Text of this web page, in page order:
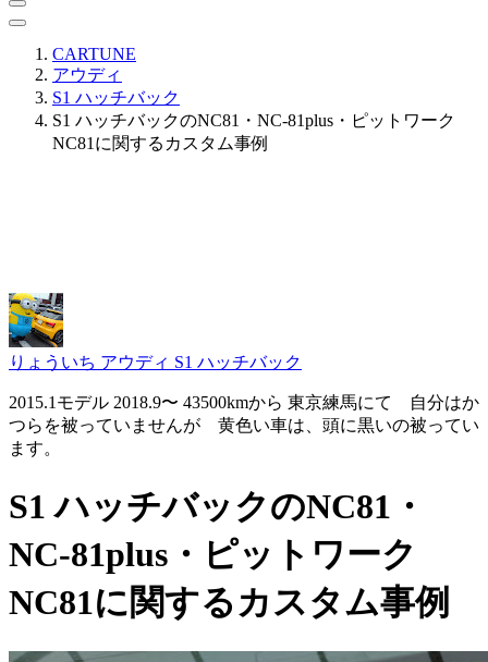
CARTUNE
アウディ
S1 ハッチバック
S1 ハッチバックのNC81・NC-81plus・ピットワーク
NC81に関するカスタム事例
りょういち アウディ S1 ハッチバック
2015.1モデル 2018.9〜 43500kmから 東京練馬にて 自分はか
つらを被っていませんが 黄色い車は、頭に黒いの被ってい
ます。
S1 ハッチバックのNC81・
NC-81plus・ピットワーク
NC81に関するカスタム事例